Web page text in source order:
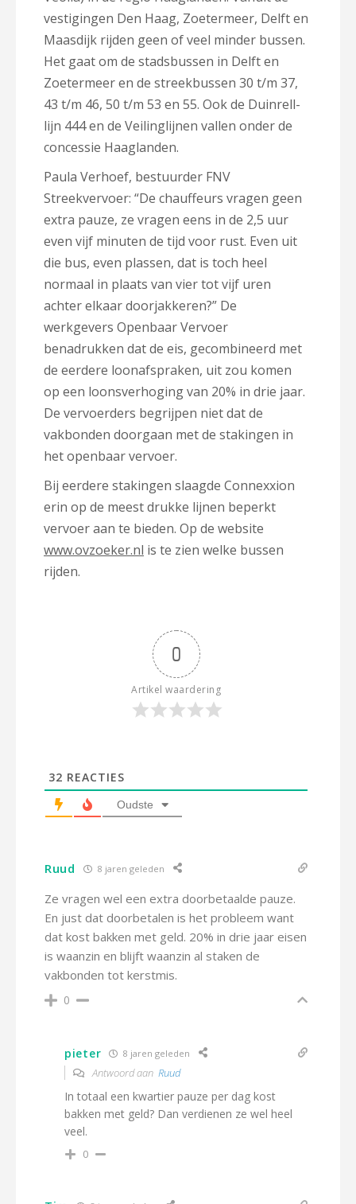
vestigingen Den Haag, Zoetermeer, Delft en
Maasdijk rijden geen of veel minder bussen.
Het gaat om de stadsbussen in Delft en
Zoetermeer en de streekbussen 30 t/m 37,
43 t/m 46, 50 t/m 53 en 55. Ook de Duinrell-
lijn 444 en de Veilinglijnen vallen onder de
concessie Haaglanden.
Paula Verhoef, bestuurder FNV
Streekvervoer: “De chauffeurs vragen geen
extra pauze, ze vragen eens in de 2,5 uur
even vijf minuten de tijd voor rust. Even uit
die bus, even plassen, dat is toch heel
normaal in plaats van vier tot vijf uren
achter elkaar doorjakkeren?” De
werkgevers Openbaar Vervoer
benadrukken dat de eis, gecombineerd met
de eerdere loonafspraken, uit zou komen
op een loonsverhoging van 20% in drie jaar.
De vervoerders begrijpen niet dat de
vakbonden doorgaan met de stakingen in
het openbaar vervoer.
Bij eerdere stakingen slaagde Connexxion
erin op de meest drukke lijnen beperkt
vervoer aan te bieden. Op de website
www.ovzoeker.nl is te zien welke bussen
rijden.
0
Artikel waardering
32 REACTIES
Oudste
Ruud 8 jaren geleden
Ze vragen wel een extra doorbetaalde pauze.
En just dat doorbetalen is het probleem want
dat kost bakken met geld. 20% in drie jaar eisen
is waanzin en blijft waanzin al staken de
vakbonden tot kerstmis.
0
pieter 8 jaren geleden
Antwoord aan Ruud
In totaal een kwartier pauze per dag kost
bakken met geld? Dan verdienen ze wel heel
veel.
0